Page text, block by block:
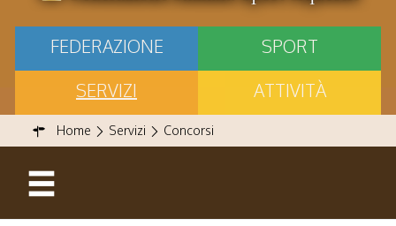
FEDERAZIONE
SPORT
SERVIZI
ATTIVITÀ
Home Servizi Concorsi